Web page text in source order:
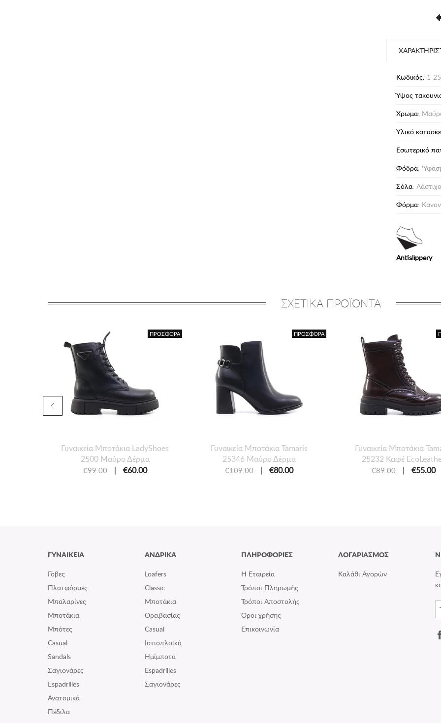
Κωδικός: 1-
Ύψος
Χρωμα:
Υλικό
Eσωτερικό
Φόδρα:
Σόλα: Λάστιχο
Φόρμα:
Antislippery
ΣΧΕΤΙΚΑ ΠΡΟΪΟΝΤΑ
ΠΡΟΣΦΟΡΑ
Γυναικεία Μποτάκια LadyShoes
2500 Μαύρο Δέρμα
€99.00 | €60.00
ΠΡΟΣΦΟΡΑ
Γυναικεία Mποτάκια Tamaris
25346 Μαύρο Δέρμα
€109.00 | €80.00
Γυναικεία Mποτάκια
25232 Καφέ
€89.00 | €55.00
ΓΥΝΑΙΚΕΙΑ
Γόβες
Πλατφόρμες
Μπαλαρίνες
Μποτάκια
Μπότες
Casual
Sandals
Σαγιονάρες
Espadrilles
Ανατομικά
Πέδιλα
ΑΝΔΡΙΚΑ
Loafers
Classic
Μποτάκια
Ορειβασίας
Casual
Ιστιοπλοϊκά
Ημίμποτα
Espadrilles
Σαγιονάρες
ΠΛΗΡΟΦΟΡΙΕΣ
Η Εταιρεία
Τρόποι Πληρωμής
Τρόποι Αποστολής
Όροι χρήσης
Επικοινωνία
ΛΟΓΑΡΙΑΣΜΟΣ
Καλάθι Αγορών